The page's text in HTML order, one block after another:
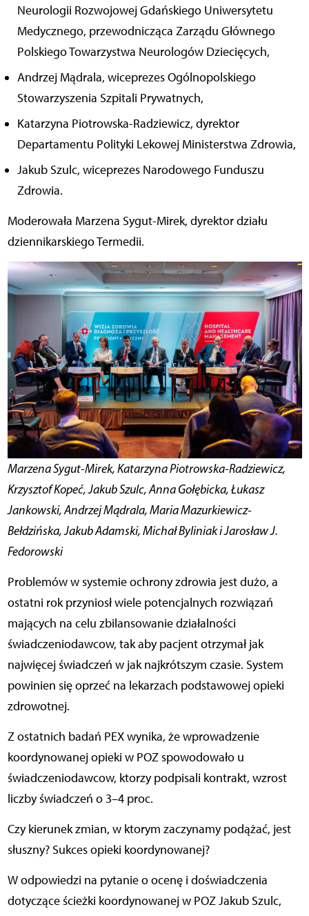
Neurologii Rozwojowej Gdańskiego Uniwersytetu
Medycznego, przewodnicząca Zarządu Głównego
Polskiego Towarzystwa Neurologów Dziecięcych,
Andrzej Mądrala, wiceprezes Ogólnopolskiego
Stowarzyszenia Szpitali Prywatnych,
Katarzyna Piotrowska-Radziewicz, dyrektor
Departamentu Polityki Lekowej Ministerstwa Zdrowia,
Jakub Szulc, wiceprezes Narodowego Funduszu
Zdrowia.
Moderowała Marzena Sygut-Mirek, dyrektor działu
dziennikarskiego Termedii.
Marzena Sygut-Mirek, Katarzyna Piotrowska-Radziewicz,
Krzysztof Kopeć, Jakub Szulc, Anna Gołębicka, Łukasz
Jankowski, Andrzej Mądrala, Maria Mazurkiewicz-
Bełdzińska, Jakub Adamski, Michał Byliniak i Jarosław J.
Fedorowski
Problemów w systemie ochrony zdrowia jest dużo, a
ostatni rok przyniosł wiele potencjalnych rozwiązań
mających na celu zbilansowanie działalności
świadczeniodawcow, tak aby pacjent otrzymał jak
najwięcej świadczeń w jak najkrótszym czasie. System
powinien się oprzeć na lekarzach podstawowej opieki
zdrowotnej.
Z ostatnich badań PEX wynika, że wprowadzenie
koordynowanej opieki w POZ spowodowało u
świadczeniodawcow, ktorzy podpisali kontrakt, wzrost
liczby świadczeń o 3–4 proc.
Czy kierunek zmian, w ktorym zaczynamy podążać, jest
słuszny? Sukces opieki koordynowanej?
W odpowiedzi na pytanie o ocenę i doświadczenia
dotyczące ścieżki koordynowanej w POZ Jakub Szulc,